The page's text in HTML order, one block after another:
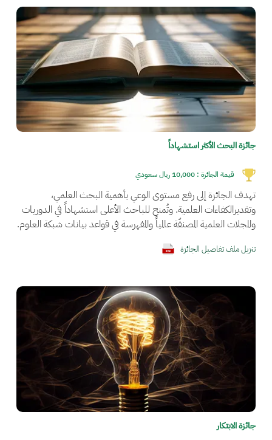
جائزة البحث الأكثر استشهاداً
قيمة الجائزة : 10,000 ريال سعودي
تهدف الجائزة إلى رفع مستوى الوعي بأهمية البحث العلمي،
وتقديرالكفاءات العلمية. وتُمنح للباحث الأعلى استشهاداً في الدوريات
والمجلات العلمية المصنفّة عالمياً والمفهرسة في قواعد بيانات شبكة العلوم.
تنزيل ملف تفاصيل الجائزة
جائزة الابتكار